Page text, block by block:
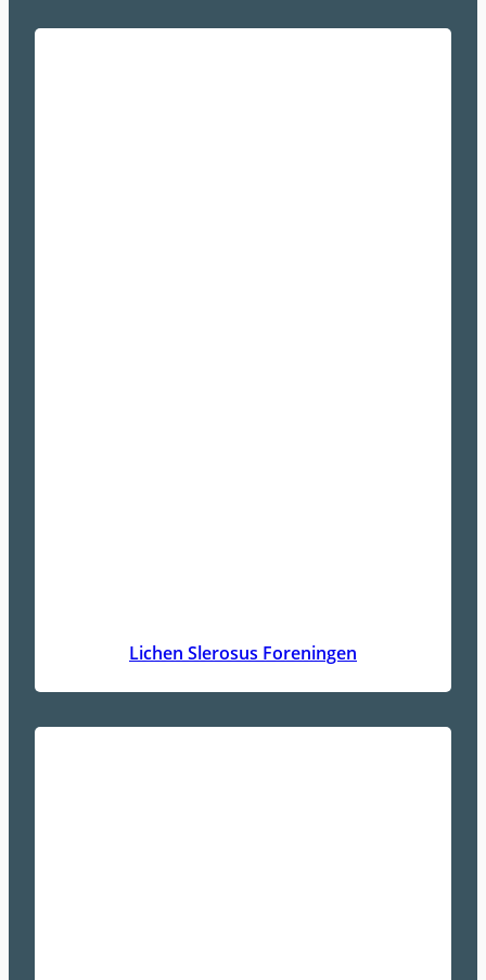
Lichen Slerosus Foreningen